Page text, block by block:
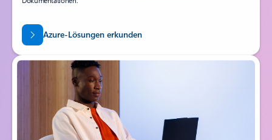
Azure-Lösungen erkunden